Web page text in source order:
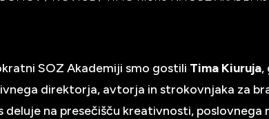
SOZ Akademiji smo gostili Tima Kiuruja,
direktorja, avtorja in strokovnjaka za
deluje na presečišču kreativnosti, poslovnega